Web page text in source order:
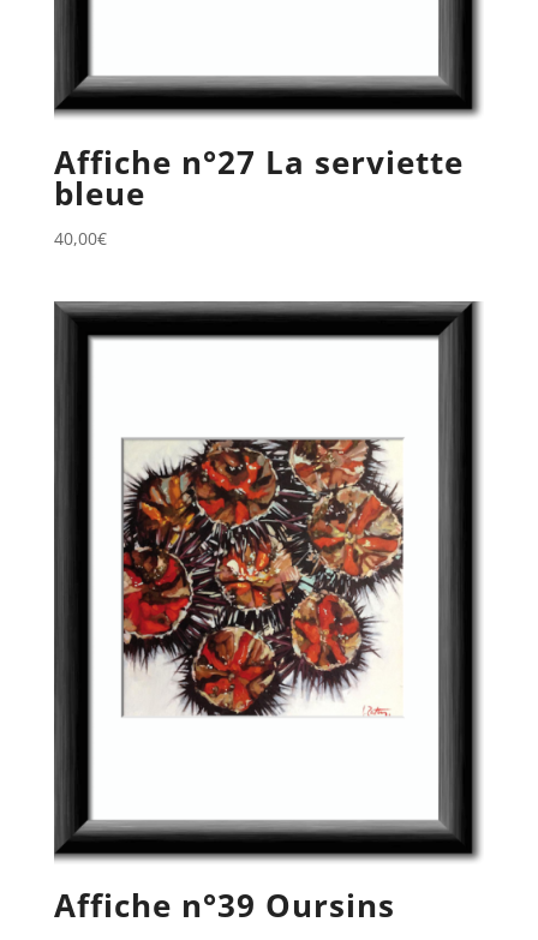
Affiche n°27 La serviette
bleue
40,00€
Affiche n°39 Oursins